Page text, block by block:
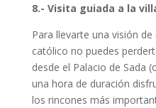
8.- Visita guiada a la
Para llevarte una visión
católico no puedes
desde el Palacio de Sada
una hora de duración
los rincones más